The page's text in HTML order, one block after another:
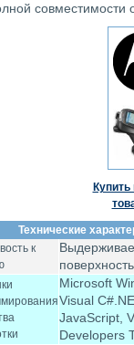
Технические
к
Microsoft
Visual
JavaScript,
Developers